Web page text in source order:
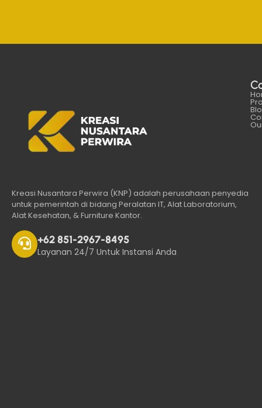
Kreasi Nusantara Perwira (KNP) adalah perusahaan penyedia
untuk pemerintah di bidang Peralatan IT, Alat Laboratorium,
Alat Kesehatan, & Furniture Kantor.
+62 851-2967-8495
Layanan 24/7 Untuk Instansi Anda